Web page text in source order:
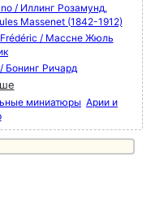
/ Иллинг Розамунд,
Massenet (1842-1912)
Frédéric / Массне Жюль
Бонинг Ричард
миниатюры Арии и